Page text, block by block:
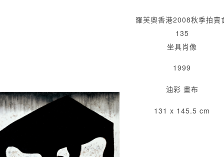
羅芙奧香港2008秋季拍賣
135
坐具肖像
1999
油彩 畫布
131 x 145.5 cm